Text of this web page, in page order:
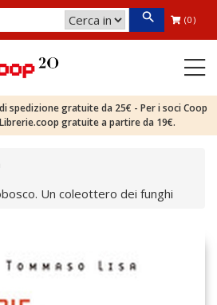
(0)
spedizione gratuite da 25€ - Per i soci Coop
gratuite a partire da 19€.
Un coleottero dei funghi